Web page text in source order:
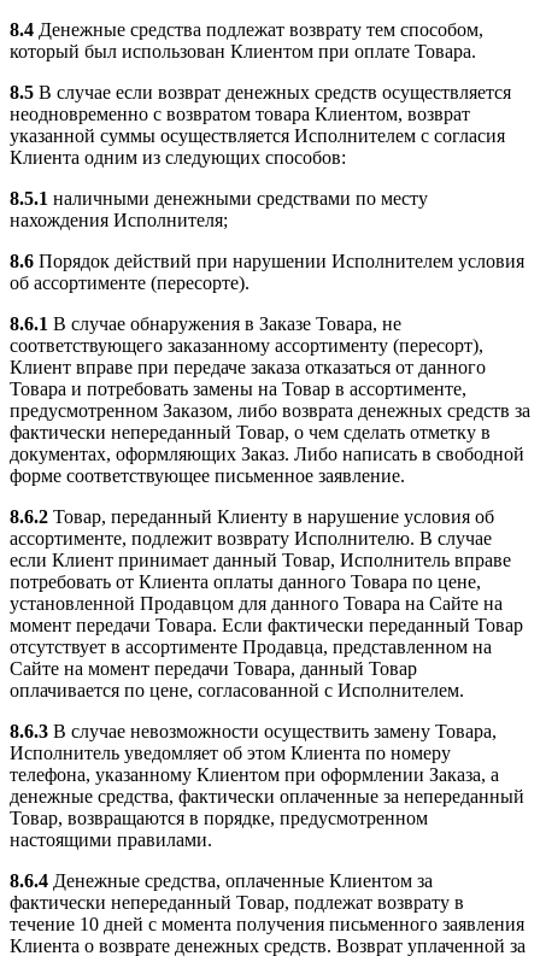
8.4 Денежные средства подлежат возврату тем способом,
который был использован Клиентом при оплате Товара.
8.5 В случае если возврат денежных средств осуществляется
неодновременно с возвратом товара Клиентом, возврат
указанной суммы осуществляется Исполнителем с согласия
Клиента одним из следующих способов:
8.5.1 наличными денежными средствами по месту
нахождения Исполнителя;
8.6 Порядок действий при нарушении Исполнителем условия
об ассортименте (пересорте).
8.6.1 В случае обнаружения в Заказе Товара, не
соответствующего заказанному ассортименту (пересорт),
Клиент вправе при передаче заказа отказаться от данного
Товара и потребовать замены на Товар в ассортименте,
предусмотренном Заказом, либо возврата денежных средств за
фактически непереданный Товар, о чем сделать отметку в
документах, оформляющих Заказ. Либо написать в свободной
форме соответствующее письменное заявление.
8.6.2 Товар, переданный Клиенту в нарушение условия об
ассортименте, подлежит возврату Исполнителю. В случае
если Клиент принимает данный Товар, Исполнитель вправе
потребовать от Клиента оплаты данного Товара по цене,
установленной Продавцом для данного Товара на Сайте на
момент передачи Товара. Если фактически переданный Товар
отсутствует в ассортименте Продавца, представленном на
Сайте на момент передачи Товара, данный Товар
оплачивается по цене, согласованной с Исполнителем.
8.6.3 В случае невозможности осуществить замену Товара,
Исполнитель уведомляет об этом Клиента по номеру
телефона, указанному Клиентом при оформлении Заказа, а
денежные средства, фактически оплаченные за непереданный
Товар, возвращаются в порядке, предусмотренном
настоящими правилами.
8.6.4 Денежные средства, оплаченные Клиентом за
фактически непереданный Товар, подлежат возврату в
течение 10 дней с момента получения письменного заявления
Клиента о возврате денежных средств. Возврат уплаченной за